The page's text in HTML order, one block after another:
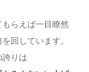
もらえば一目瞭然
回しています。
誇りは